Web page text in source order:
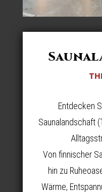
Entdecken
Saunalandschaft
Von finnischer
hin zu
Wärme,